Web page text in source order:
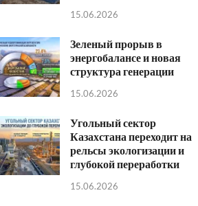
15.06.2026
Зеленый прорыв в
энергобалансе и новая
структура генерации
15.06.2026
Угольный сектор
Казахстана переходит на
рельсы экологизации и
глубокой переработки
15.06.2026